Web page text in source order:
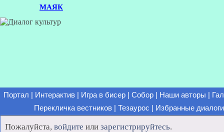
МАЯК
Портал Интерактив| Игра в бисер| Собор| Наши авторы
Перекличка вестников
Тезаурос Избранные диалоги
Пожалуйста, войдите или зарегистрируйтесь.